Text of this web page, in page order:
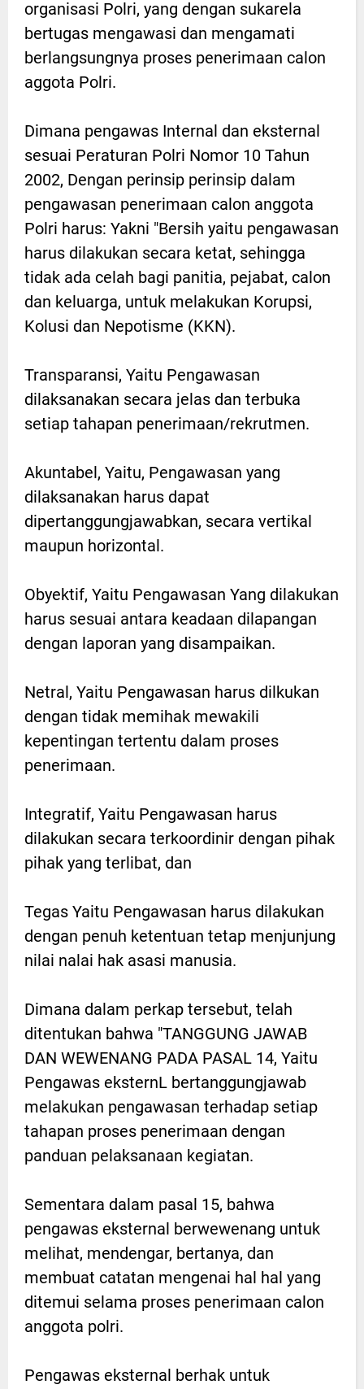
organisasi Polri, yang dengan sukarela
bertugas mengawasi dan mengamati
berlangsungnya proses penerimaan calon
aggota Polri.
Dimana pengawas Internal dan eksternal
sesuai Peraturan Polri Nomor 10 Tahun
2002, Dengan perinsip perinsip dalam
pengawasan penerimaan calon anggota
Polri harus: Yakni "Bersih yaitu pengawasan
harus dilakukan secara ketat, sehingga
tidak ada celah bagi panitia, pejabat, calon
dan keluarga, untuk melakukan Korupsi,
Kolusi dan Nepotisme (KKN).
Transparansi, Yaitu Pengawasan
dilaksanakan secara jelas dan terbuka
setiap tahapan penerimaan/rekrutmen.
Akuntabel, Yaitu, Pengawasan yang
dilaksanakan harus dapat
dipertanggungjawabkan, secara vertikal
maupun horizontal.
Obyektif, Yaitu Pengawasan Yang dilakukan
harus sesuai antara keadaan dilapangan
dengan laporan yang disampaikan.
Netral, Yaitu Pengawasan harus dilkukan
dengan tidak memihak mewakili
kepentingan tertentu dalam proses
penerimaan.
Integratif, Yaitu Pengawasan harus
dilakukan secara terkoordinir dengan pihak
pihak yang terlibat, dan
Tegas Yaitu Pengawasan harus dilakukan
dengan penuh ketentuan tetap menjunjung
nilai nalai hak asasi manusia.
Dimana dalam perkap tersebut, telah
ditentukan bahwa "TANGGUNG JAWAB
DAN WEWENANG PADA PASAL 14, Yaitu
Pengawas eksternL bertanggungjawab
melakukan pengawasan terhadap setiap
tahapan proses penerimaan dengan
panduan pelaksanaan kegiatan.
Sementara dalam pasal 15, bahwa
pengawas eksternal berwewenang untuk
melihat, mendengar, bertanya, dan
membuat catatan mengenai hal hal yang
ditemui selama proses penerimaan calon
anggota polri.
Pengawas eksternal berhak untuk